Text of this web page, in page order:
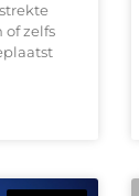
zelfs